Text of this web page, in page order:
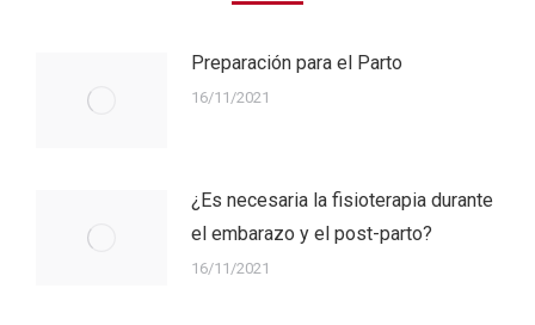
Preparación para el Parto
16/11/2021
¿Es necesaria la fisioterapia durante
el embarazo y el post-parto?
16/11/2021